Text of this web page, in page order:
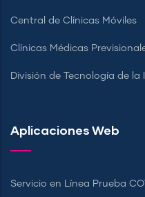
Central de Clínicas Móviles
Clínicas Médicas
División de Tecnología de
Aplicaciones Web
Servicio en Línea Prueba